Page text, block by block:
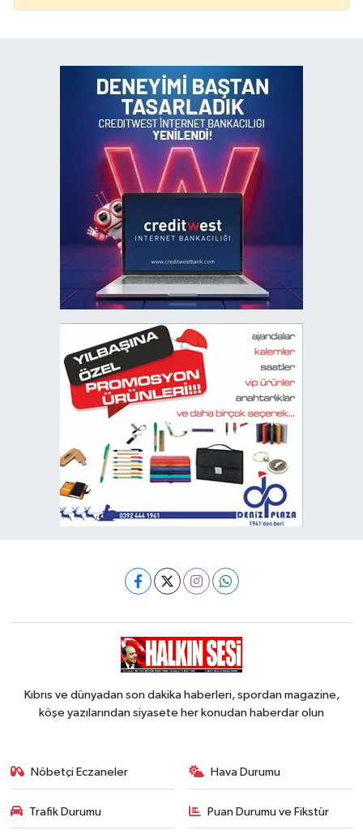
Kıbrıs ve dünyadan son dakika haberleri, spordan magazine,
köşe yazılarından siyasete her konudan haberdar olun
Nöbetçi Eczaneler Hava Durumu
Trafik Durumu Puan Durumu ve Fikstür